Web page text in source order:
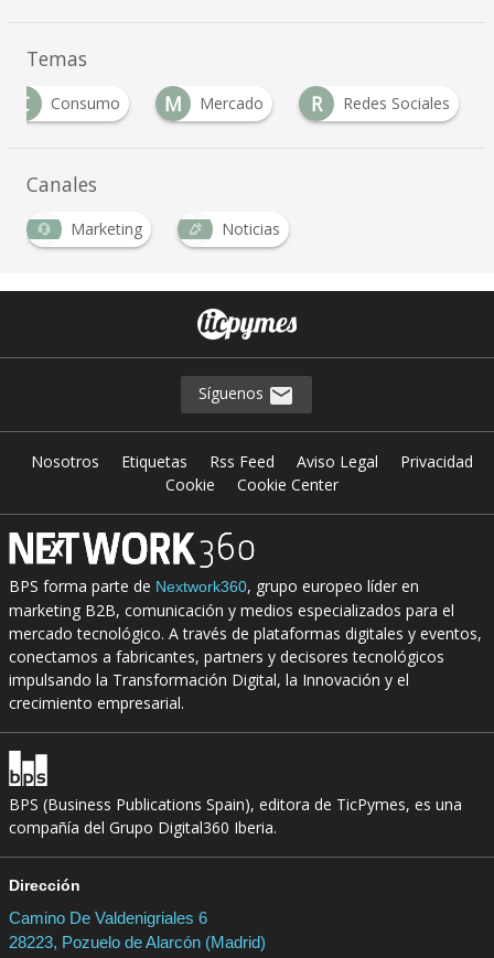
Temas
C
Consumo M Mercado R Redes Sociales
Canales
Marketing Noticias
Síguenos
Nosotros Etiquetas Rss Feed Aviso Legal
Privacidad
Cookie
Cookie Center
BPS forma parte de Nextwork360, grupo europeo líder en
marketing B2B, comunicación y medios especializados para el
mercado tecnológico. A través de plataformas digitales y eventos,
conectamos a fabricantes, partners y decisores tecnológicos
impulsando la Transformación Digital, la Innovación y el
crecimiento empresarial.
BPS (Business Publications Spain), editora de TicPymes, es una
compañía del Grupo Digital360 Iberia.
Dirección
Camino De Valdenigriales 6
28223, Pozuelo de Alarcón (Madrid)